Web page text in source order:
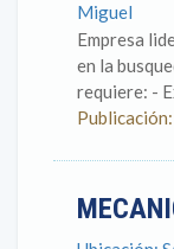
Miguel
Empresa
en la
requiere: -